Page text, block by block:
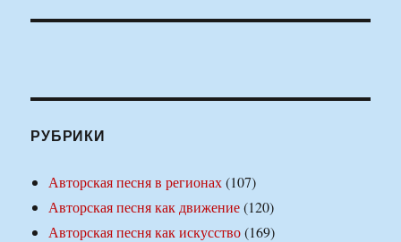
РУБРИКИ
Авторская песня в регионах(107)
Авторская песня как движение(120)
Авторская песня как искусство(169)